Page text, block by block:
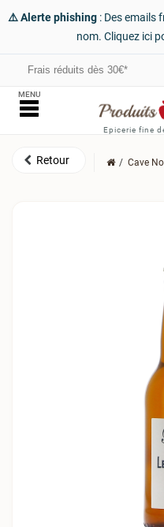
⚠️ Alerte phishing : Des emails
nom. Cliquez ici
Frais réduits dès 30€*
Epicerie fine
MENU
Cave